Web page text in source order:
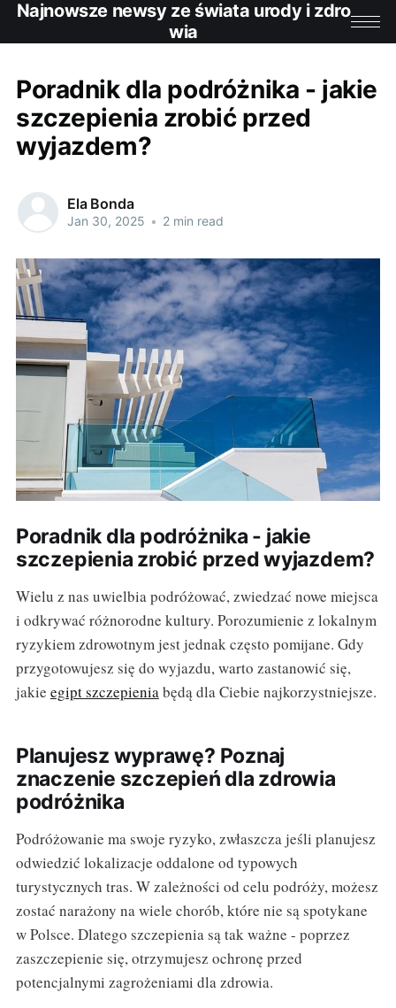
Najnowsze newsy ze świata urody i zdro
wia
Poradnik dla podróżnika - jakie
szczepienia zrobić przed
wyjazdem?
Ela Bonda
Jan 30, 2025 • 2 min read
Poradnik dla podróżnika - jakie
szczepienia zrobić przed wyjazdem?
Wielu z nas uwielbia podróżować, zwiedzać nowe miejsca
i odkrywać różnorodne kultury. Porozumienie z lokalnym
ryzykiem zdrowotnym jest jednak często pomijane. Gdy
przygotowujesz się do wyjazdu, warto zastanowić się,
jakie egipt szczepieniabędą dla Ciebie najkorzystniejsze.
Planujesz wyprawę? Poznaj
znaczenie szczepień dla zdrowia
podróżnika
Podróżowanie ma swoje ryzyko, zwłaszcza jeśli planujesz
odwiedzić lokalizacje oddalone od typowych
turystycznych tras. W zależności od celu podróży, możesz
zostać narażony na wiele chorób, które nie są spotykane
w Polsce. Dlatego szczepienia są tak ważne - poprzez
zaszczepienie się, otrzymujesz ochronę przed
potencjalnymi zagrożeniami dla zdrowia.